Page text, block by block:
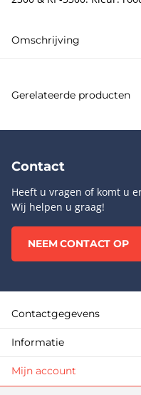
Omschrijving
Gerelateerde producten
Contact
Heeft u vragen of komt u
Wij helpen u graag!
NEEM CONTACT OP
Contactgegevens
Informatie
Mijn account